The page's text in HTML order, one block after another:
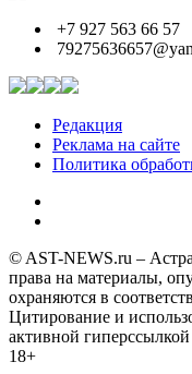
+7 927 563 66 57
Редакция
Реклама на сайте
Политика
© AST-NEWS.ru –
права на материалы,
охраняются в
Цитирование и
активной
18+